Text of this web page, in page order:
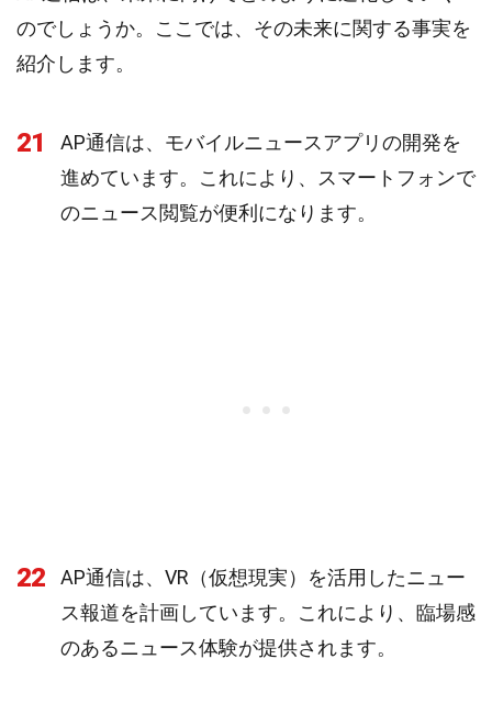
のでしょうか。ここでは、その未来に関する事実を
紹介します。
21
AP通信は、モバイルニュースアプリの開発を
進めています。これにより、スマートフォンで
のニュース閲覧が便利になります。
22
AP通信は、VR（仮想現実）を活用したニュー
ス報道を計画しています。これにより、臨場感
のあるニュース体験が提供されます。